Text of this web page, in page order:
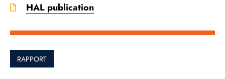
HAL publication
RAPPORT